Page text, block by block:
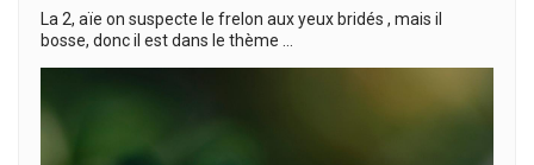
La 2, aïe on suspecte le frelon aux yeux bridés , mais il
bosse, donc il est dans le thème …